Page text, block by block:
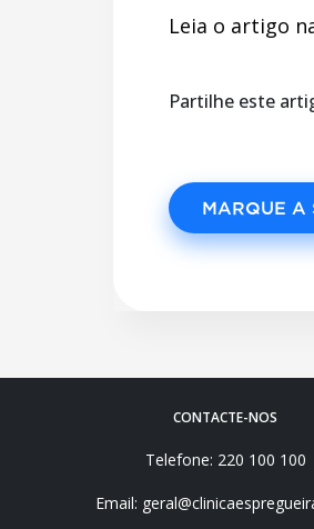
Leia o artigo
Partilhe este
MARQUE A
CONTACTE-NOS
Telefone: 220 100 100
Email: